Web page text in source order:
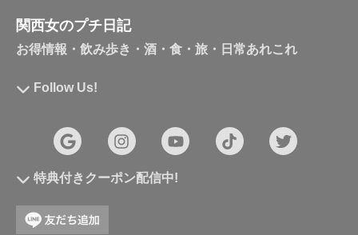
関西女のプチ日記
お得情報・飲み歩き・酒・食・旅・日常あれこれ
Follow Us!
特典付きクーポン配信中!